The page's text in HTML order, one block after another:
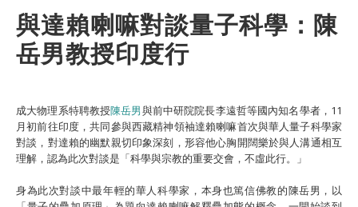
與達賴喇嘛對談量子科學：陳
岳男教授印度行
成大物理系特聘教授陳岳男與前中研院院長李遠哲等國內知名學者，11
月初前往印度，共同參與西藏精神領袖達賴喇嘛首次與華人量子科學家
對談，對達賴的幽默親切印象深刻，形容他心胸開闊樂於與人溝通相互
理解，認為此次對談是「科學與宗教的重要交會，不虛此行。」
身為此次對談中最年輕的華人科學家，本身也篤信佛教的陳岳男，以